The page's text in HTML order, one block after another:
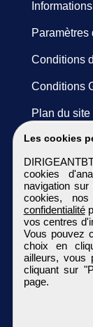
Les cookies
cookies
navigation
cookies, nos
confidentialité
vos centres
Vous pouvez
choix en
ailleurs, vous
cliquant sur
page.
Paramètres
Conditions
Conditions
Plan du site